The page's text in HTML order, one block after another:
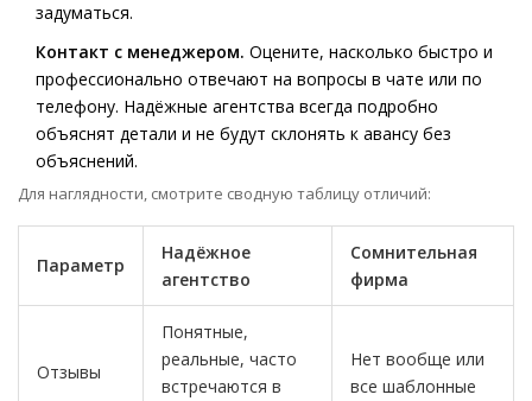
задуматься.
Контакт с менеджером. Оцените, насколько быстро и
профессионально отвечают на вопросы в чате или по
телефону. Надёжные агентства всегда подробно
объяснят детали и не будут склонять к авансу без
объяснений.
Для наглядности, смотрите сводную таблицу отличий:
Параметр
Надёжное
агентство
Сомнительная
фирма
Отзывы
Понятные,
реальные, часто
встречаются в
Нет вообще или
все шаблонные